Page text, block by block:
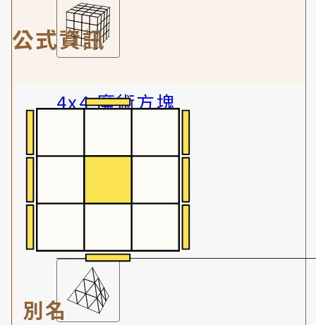
4x4 魔術方塊
公式資訊
別名